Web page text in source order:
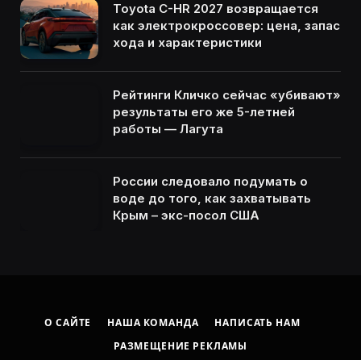
Toyota C-HR 2027 возвращается
как электрокроссовер: цена, запас
хода и характеристики
Рейтинги Кличко сейчас «убивают»
результаты его же 5-летней
работы — Лагута
России следовало подумать о
воде до того, как захватывать
Крым – экс-посол США
О САЙТЕ НАША КОМАНДА
НАПИСАТЬ НАМ
РАЗМЕЩЕНИЕ РЕКЛАМЫ